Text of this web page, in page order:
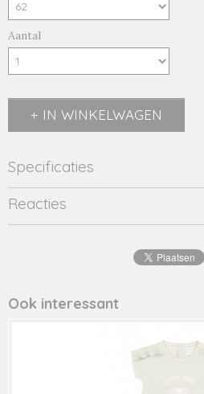
Aantal
IN WINKELWAGEN
Specificaties
Productcode
34383-9768
Productcode leverancier
Reacties
Ook interessant